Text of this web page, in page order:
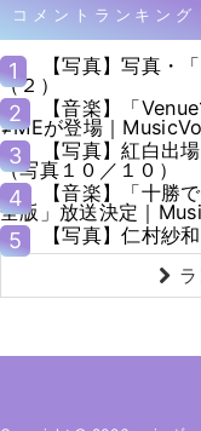
コメントランキング
1
【写真】写真・
（２）
2
【音楽】「
≠MEが登場｜
3
【写真】紅白出
（写真１０／１０）
4
【音楽】「十勝
全版」放送決定｜
5
【写真】仁村紗